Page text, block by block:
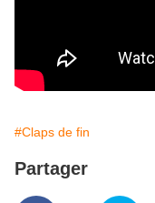
#Claps de fin
Partager